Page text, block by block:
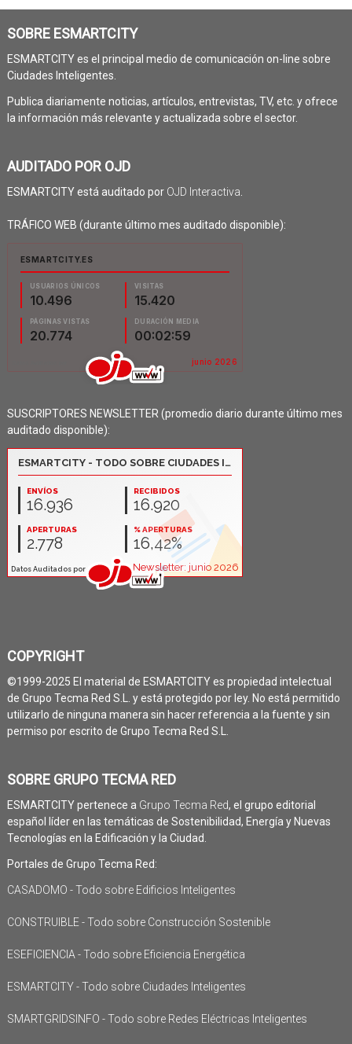
SOBRE ESMARTCITY
ESMARTCITY es el principal medio de comunicación on-line sobre
Ciudades Inteligentes.
Publica diariamente noticias, artículos, entrevistas, TV, etc. y ofrece
la información más relevante y actualizada sobre el sector.
AUDITADO POR OJD
ESMARTCITY está auditado por OJD Interactiva
TRÁFICO WEB (durante último mes auditado disponible):
SUSCRIPTORES NEWSLETTER (promedio diario durante último mes
auditado disponible):
COPYRIGHT
©1999-2025 El material de ESMARTCITY es propiedad intelectual
de Grupo Tecma Red S.L. y está protegido por ley. No está permitido
utilizarlo de ninguna manera sin hacer referencia a la fuente y sin
permiso por escrito de Grupo Tecma Red S.L.
SOBRE GRUPO TECMA RED
ESMARTCITY pertenece a Grupo Tecma Red, el grupo editorial
español líder en las temáticas de Sostenibilidad, Energía y Nuevas
Tecnologías en la Edificación y la Ciudad.
Portales de Grupo Tecma Red:
CASADOMO - Todo sobre Edificios Inteligentes
CONSTRUIBLE - Todo sobre Construcción Sostenible
ESEFICIENCIA - Todo sobre Eficiencia Energética
ESMARTCITY - Todo sobre Ciudades Inteligentes
SMARTGRIDSINFO - Todo sobre Redes Eléctricas Inteligentes